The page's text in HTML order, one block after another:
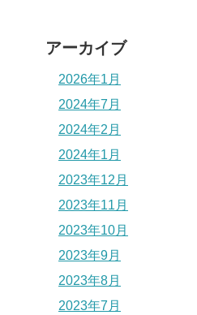
アーカイブ
2026年1月
2024年7月
2024年2月
2024年1月
2023年12月
2023年11月
2023年10月
2023年9月
2023年8月
2023年7月